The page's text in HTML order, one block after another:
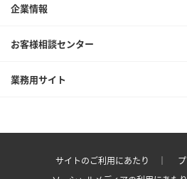
企業情報
お客様相談センター
業務用サイト
サイトのご利用にあたり ｜